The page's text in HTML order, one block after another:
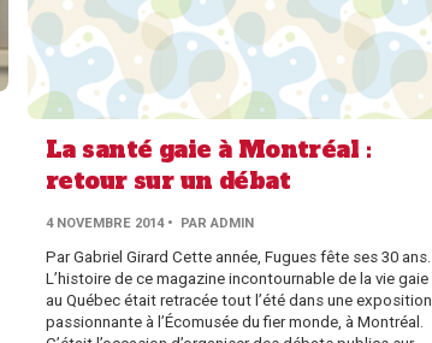
La santé gaie à Montréal :
retour sur un débat
4 NOVEMBRE 2014 PAR
• PARADMIN
Par Gabriel Girard Cette année, Fugues fête ses 30 ans.
L’histoire de ce magazine incontournable de la vie gaie
au Québec était retracée tout l’été dans une exposition
passionnante à l’Écomusée du fier monde, à Montréal.